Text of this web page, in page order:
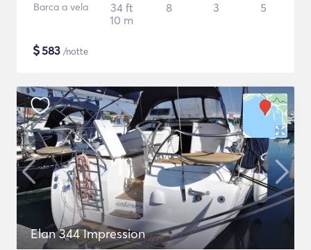
Barca a vela
34 ft
10 m
8 3 5
$583 /notte
Elan 344 Impression